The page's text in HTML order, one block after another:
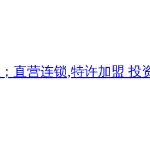
直营连锁,特许加盟 投